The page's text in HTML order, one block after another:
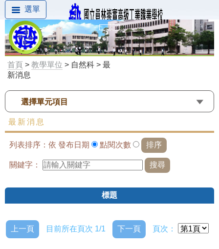
選單
首頁 > 教學單位 > 自然科 > 最
新消息
選擇單元項目
最新消息
列表排序：依 發布日期 點閱次數
關鍵字：
標題
上一頁 目前所在頁次 1/1 下一頁 頁次：